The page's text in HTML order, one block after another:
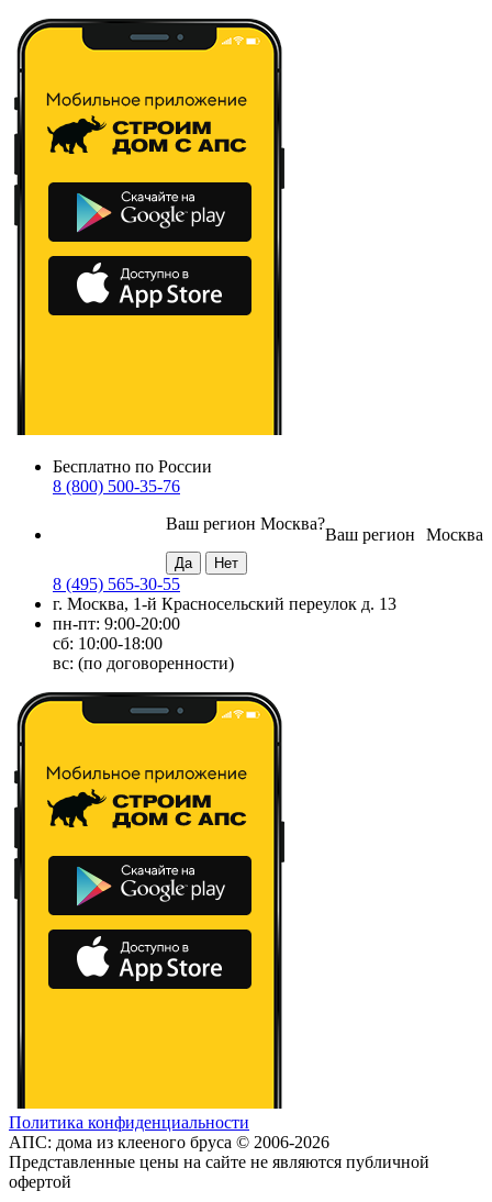
Бесплатно по России
8 (800) 500-35-76
Москва
Ваш регион
Ваш регион Москва?
8 (495) 565-30-55
г. Москва, 1-й Красносельский переулок д. 13
пн-пт: 9:00-20:00
сб: 10:00-18:00
вс: (по договоренности)
Политика конфиденциальности
АПС: дома из клееного бруса © 2006-2026
Представленные цены на сайте не являются публичной
офертой